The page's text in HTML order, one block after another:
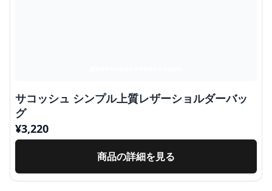
サコッシュ シンプル上質レザーショルダーバッ
グ
¥3,220
商品の詳細を見る